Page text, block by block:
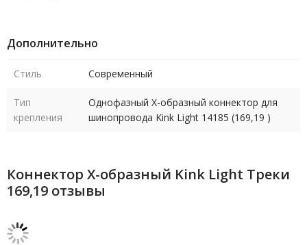
Дополнительно
Стиль Современный
Тип
крепления
Однофазный Х-образный коннектор для
шинопровода Kink Light 14185 (169,19 )
Коннектор Х-образный Kink Light Треки
169,19 отзывы